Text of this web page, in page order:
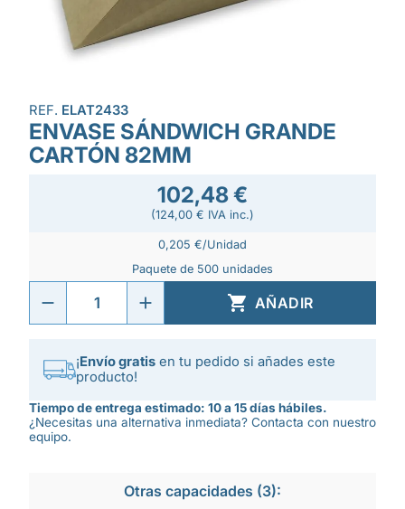
REF. ELAT2433
ENVASE SÁNDWICH GRANDE
CARTÓN 82MM
102,48 €
(124,00 € IVA inc.)
0,205 €/Unidad
Paquete de 500 unidades
 AÑADIR
¡Envío gratis en tu pedido si añades este
producto!
Tiempo de entrega estimado: 10 a 15 días hábiles.
¿Necesitas una alternativa inmediata? Contacta con nuestro
equipo.
Otras capacidades (3):